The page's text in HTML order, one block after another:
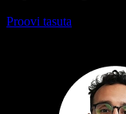
Proovi tasuta